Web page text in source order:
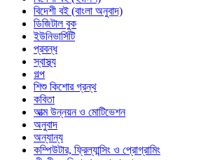
বিদেশী বই (বাংলা অনুবাদ)
ডিজিটাল বুক
ইউনিভার্সিটি
প্রবন্ধ
স্বাস্থ্য
গল্প
শিশু কিশোর গ্রন্থ
কবিতা
আত্ম উন্নয়ন ও মোটিভেশন
অনুবাদ
অন্যান্য
কম্পিউটার, ফ্রিল্যান্সিং ও প্রোগ্রামিং